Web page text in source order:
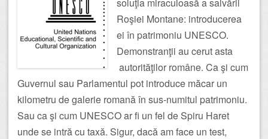
Roşiei Montane: introducerea
ei în patrimoniu UNESCO.
Demonstranţii au cerut asta
autorităţilor române. Ca şi cum
Guvernul sau Parlamentul pot introduce măcar un
kilometru de galerie romană în sus-numitul patrimoniu.
Sau ca şi cum UNESCO ar fi un fel de Spiru Haret
unde se intră cu taxă. Sigur, dacă am face un test,